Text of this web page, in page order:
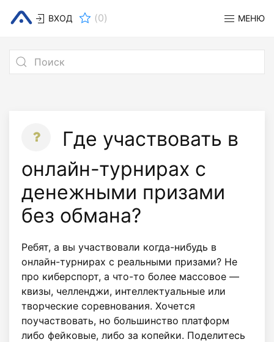
ВХОД (0) МЕНЮ
Где участвовать в
онлайн-турнирах с
денежными призами
без обмана?
Ребят, а вы участвовали когда-нибудь в
онлайн-турнирах с реальными призами? Не
про киберспорт, а что-то более массовое —
квизы, челленджи, интеллектуальные или
творческие соревнования. Хочется
поучаствовать, но большинство платформ
либо фейковые, либо за копейки. Поделитесь